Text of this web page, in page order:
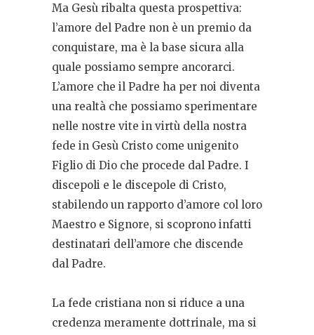
Ma Gesù ribalta questa prospettiva:
l’amore del Padre non è un premio da
conquistare, ma è la base sicura alla
quale possiamo sempre ancorarci.
L’amore che il Padre ha per noi diventa
una realtà che possiamo sperimentare
nelle nostre vite in virtù della nostra
fede in Gesù Cristo come unigenito
Figlio di Dio che procede dal Padre. I
discepoli e le discepole di Cristo,
stabilendo un rapporto d’amore col loro
Maestro e Signore, si scoprono infatti
destinatari dell’amore che discende
dal Padre.
La fede cristiana non si riduce a una
credenza meramente dottrinale, ma si